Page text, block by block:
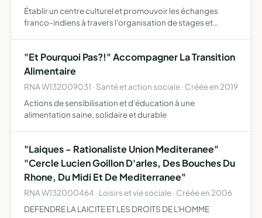
Établir un centre culturel et promouvoir les échanges
franco-indiens à travers l'organisation de stages et
rencontr…
"Et Pourquoi Pas?!" Accompagner La Transition
Alimentaire
RNA W132009031 · Santé et action sociale · Créée en 2019
Actions de sensibilisation et d'éducation à une
alimentation saine, solidaire et durable
"Laiques - Rationaliste Union Mediteranee"
"Cercle Lucien Goillon D'arles, Des Bouches Du
Rhone, Du Midi Et De Mediterranee"
RNA W132000464 · Loisirs et vie sociale · Créée en 2006
DEFENDRE LA LAICITE ET LES DROITS DE L'HOMME